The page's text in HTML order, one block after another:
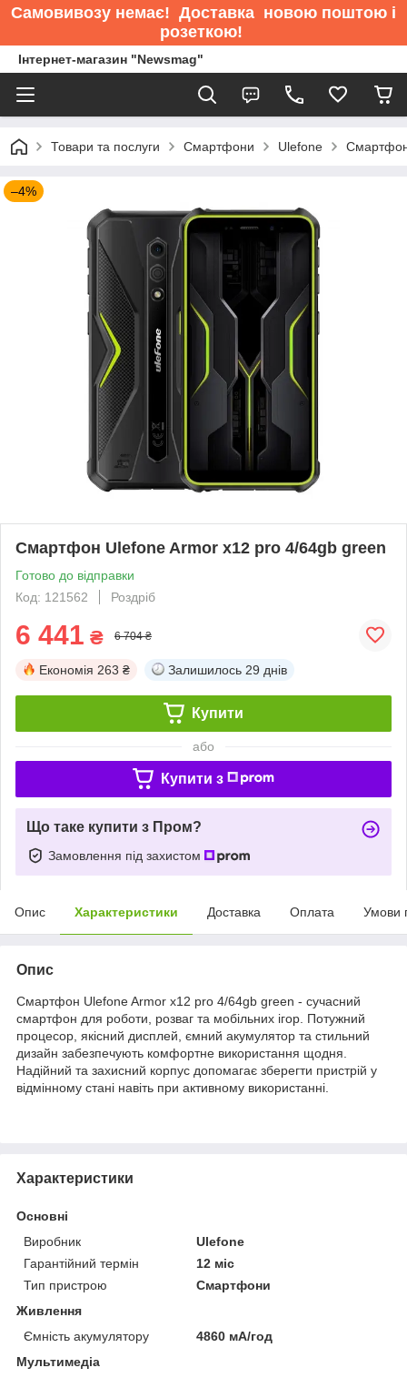
Самовивозу немає! Доставка новою поштою і
розеткою!
Інтернет-магазин "Newsmag"
Товари та послуги Смартфони Ulefone
–4%
Смартфон Ulefone Armor x12 pro 4/64gb green
Готово до відправки
Код: 121562
Роздріб
6 441 ₴ 6 704 ₴
Економія 263 ₴ Залишилось 29 днів
Купити
або
Купити з
Що таке купити з Пром?
Замовлення під захистом
Опис Характеристики Доставка Оплата Умови
Опис
Смартфон Ulefone Armor x12 pro 4/64gb green - сучасний
смартфон для роботи, розваг та мобільних ігор. Потужний
процесор, якісний дисплей, ємний акумулятор та стильний
дизайн забезпечують комфортне використання щодня.
Надійний та захисний корпус допомагає зберегти пристрій у
відмінному стані навіть при активному використанні.
Характеристики
Основні
Виробник
Ulefone
Гарантійний термін
12 міс
Тип пристрою
Смартфони
Живлення
Ємність акумулятору
4860 мА/год
Мультимедіа